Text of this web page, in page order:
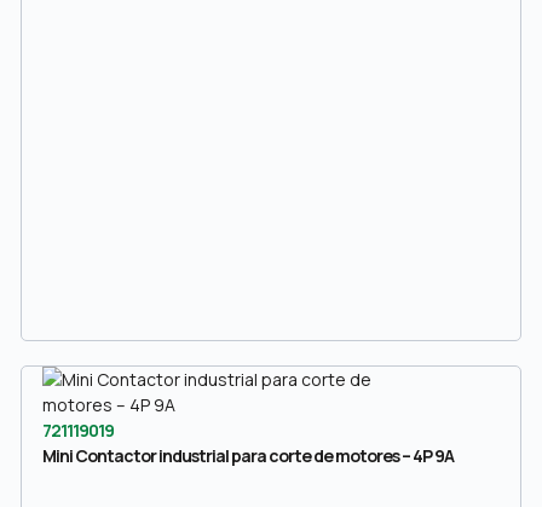
721119019
Mini Contactor industrial para corte de motores – 4P 9A